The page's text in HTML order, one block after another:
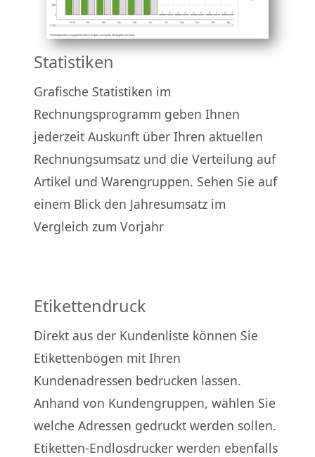
Statistiken
Grafische Statistiken im
Rechnungsprogramm geben Ihnen
jederzeit Auskunft über Ihren aktuellen
Rechnungsumsatz und die Verteilung auf
Artikel und Warengruppen. Sehen Sie auf
einem Blick den Jahresumsatz im
Vergleich zum Vorjahr
Etikettendruck
Direkt aus der Kundenliste können Sie
Etikettenbögen mit Ihren
Kundenadressen bedrucken lassen.
Anhand von Kundengruppen, wählen Sie
welche Adressen gedruckt werden sollen.
Etiketten-Endlosdrucker werden ebenfalls